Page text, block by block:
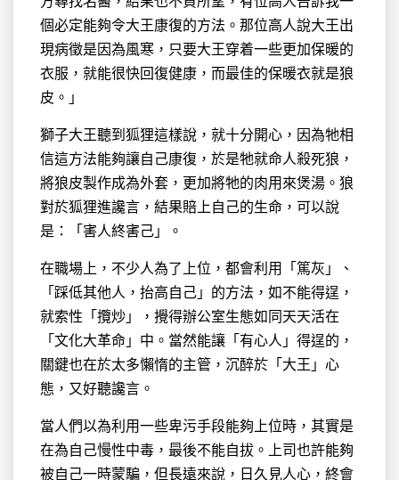
個必定能夠令大王康復的方法。那位高人說大王出
現病徵是因為風寒，只要大王穿着一些更加保暖的
衣服，就能很快回復健康，而最佳的保暖衣就是狼
皮。」
獅子大王聽到狐狸這樣說，就十分開心，因為牠相
信這方法能夠讓自己康復，於是牠就命人殺死狼，
將狼皮製作成為外套，更加將牠的肉用來煲湯。狼
對於狐狸進讒言，結果賠上自己的生命，可以說
是：「害人終害己」。
在職場上，不少人為了上位，都會利用「篤灰」、
「踩低其他人，抬高自己」的方法，如不能得逞，
就索性「攬炒」，攪得辦公室生態如同天天活在
「文化大革命」中。當然能讓「有心人」得逞的，
關鍵也在於太多懶惰的主管，沉醉於「大王」心
態，又好聽讒言。
當人們以為利用一些卑污手段能夠上位時，其實是
在為自己慢性中毒，最後不能自拔。上司也許能夠
被自己一時蒙騙，但長遠來說，日久見人心，終會